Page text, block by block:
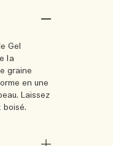
Gel
la
graine
en une
Laissez
boisé.